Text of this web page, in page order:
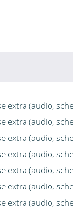
extra (audio,
extra (audio,
extra (audio,
extra (audio,
extra (audio,
extra (audio,
extra (audio,